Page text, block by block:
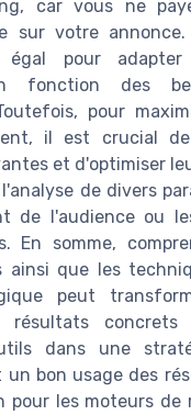
car vous ne
sur votre
égal pour adapter
fonction des
pour
il est crucial
et d'optimiser
de divers
de l'audience ou
En somme,
ainsi que les
peut
résultats concrets
dans une
un bon usage des
pour les moteurs de